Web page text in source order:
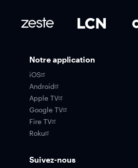
Notre application
iOS
Android
Apple TV
Google TV
Fire TV
Roku
Suivez-nous